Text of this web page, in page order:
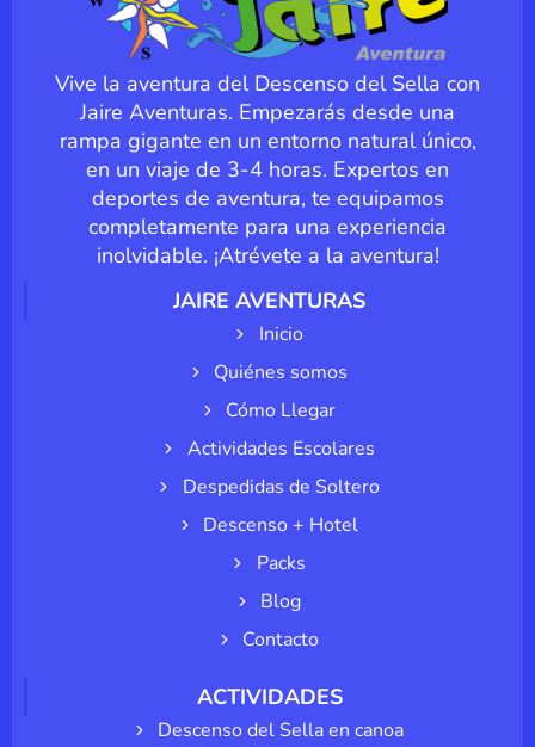
Vive la aventura del Descenso del Sella con
Jaire Aventuras. Empezarás desde una
rampa gigante en un entorno natural único,
en un viaje de 3-4 horas. Expertos en
deportes de aventura, te equipamos
completamente para una experiencia
inolvidable. ¡Atrévete a la aventura!
JAIRE AVENTURAS
Inicio
Quiénes somos
Cómo Llegar
Actividades Escolares
Despedidas de Soltero
Descenso + Hotel
Packs
Blog
Contacto
ACTIVIDADES
Descenso del Sella en canoa